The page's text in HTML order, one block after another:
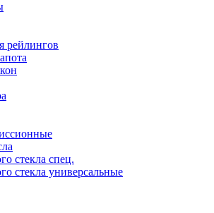
рейлингов
стекла спец.
стекла универсальные